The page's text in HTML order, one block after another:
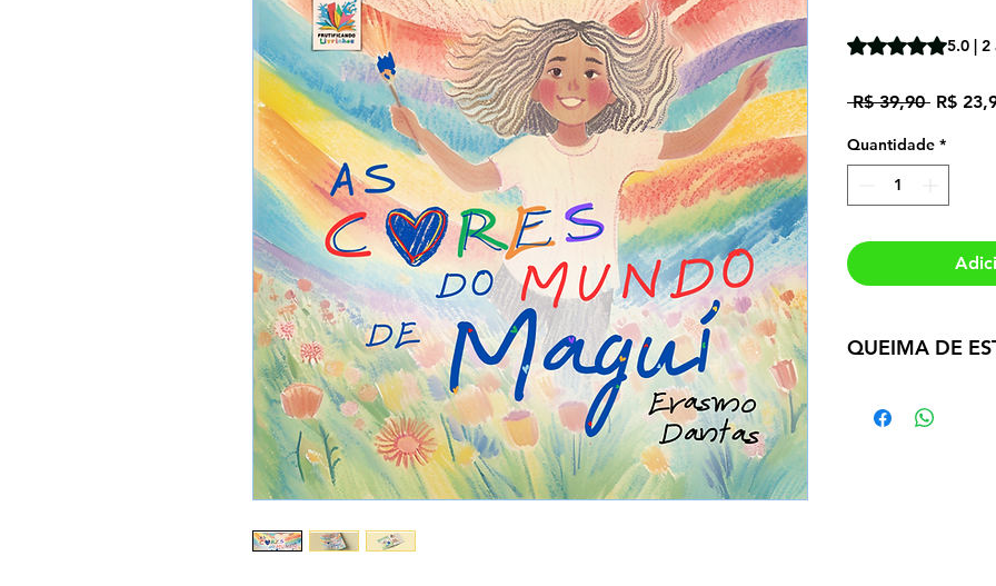
A classificação é
5.0 | 2
R$ 39,90 Preço
R$
Quantidade *
QUEIMA DE
o livro volta ao